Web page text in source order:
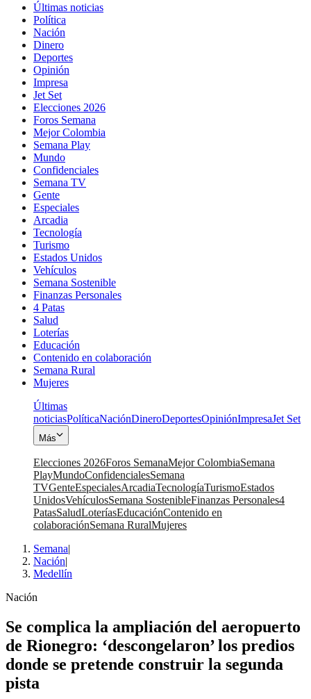
Últimas noticias
Política
Nación
Dinero
Deportes
Opinión
Impresa
Jet Set
Elecciones 2026
Foros Semana
Mejor Colombia
Semana Play
Mundo
Confidenciales
Semana TV
Gente
Especiales
Arcadia
Tecnología
Turismo
Estados Unidos
Vehículos
Semana Sostenible
Finanzas Personales
4 Patas
Salud
Loterías
Educación
Contenido en colaboración
Semana Rural
Mujeres
Últimas
noticiasPolíticaNaciónDineroDeportesOpiniónImpresaJet Set
Más
Elecciones 2026Foros SemanaMejor ColombiaSemana
PlayMundoConfidencialesSemana
TVGenteEspecialesArcadiaTecnologíaTurismoEstados
UnidosVehículosSemana SostenibleFinanzas Personales4
PatasSaludLoteríasEducaciónContenido en
colaboraciónSemana RuralMujeres
Semana|
Nación|
Medellín
Nación
Se complica la ampliación del aeropuerto
de Rionegro: ‘descongelaron’ los predios
donde se pretende construir la segunda
pista